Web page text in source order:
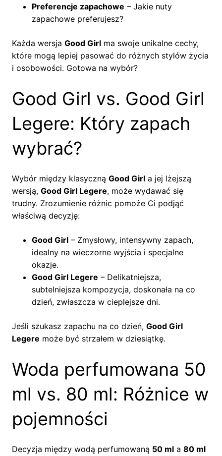
Preferencje zapachowe – Jakie nuty
zapachowe preferujesz?
Każda wersja Good Girl ma swoje unikalne cechy,
które mogą lepiej pasować do różnych stylów życia
i osobowości. Gotowa na wybór?
Good Girl vs. Good Girl
Legere: Który zapach
wybrać?
Wybór między klasyczną Good Girl a jej lżejszą
wersją, Good Girl Legere, może wydawać się
trudny. Zrozumienie różnic pomoże Ci podjąć
właściwą decyzję:
Good Girl – Zmysłowy, intensywny zapach,
idealny na wieczorne wyjścia i specjalne
okazje.
Good Girl Legere – Delikatniejsza,
subtelniejsza kompozycja, doskonała na co
dzień, zwłaszcza w cieplejsze dni.
Jeśli szukasz zapachu na co dzień, Good Girl
Legere może być strzałem w dziesiątkę.
Woda perfumowana 50
ml vs. 80 ml: Różnice w
pojemności
Decyzja między wodą perfumowaną 50 ml a 80 ml